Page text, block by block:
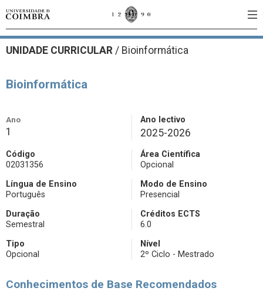
UNIDADE CURRICULAR / Bioinformática
Bioinformática
Ano
1
Ano lectivo
2025-2026
Código
02031356
Área Científica
Opcional
Língua de Ensino
Português
Modo de Ensino
Presencial
Duração
Semestral
Créditos ECTS
6.0
Tipo
Opcional
Nível
2º Ciclo - Mestrado
Conhecimentos de Base Recomendados